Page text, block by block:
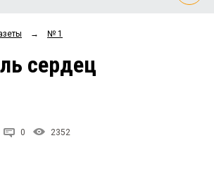
Рейтинги
→ № 1
сердец
0 2352